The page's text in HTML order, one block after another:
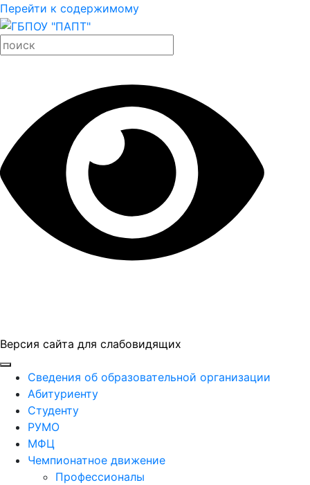
Перейти к содержимому
Версия сайта для слабовидящих
ГБПОУ "ПАПТ"
Сведения об образовательной организации
Абитуриенту
Студенту
РУМО
МФЦ
Чемпионатное движение
Профессионалы